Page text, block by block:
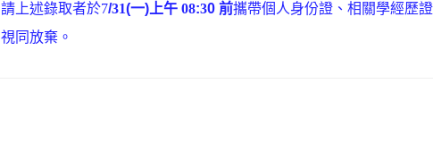
請上述錄取者於7/31(一) 上午 08:30前攜帶個人身份證、相關學經歷
視同放棄。